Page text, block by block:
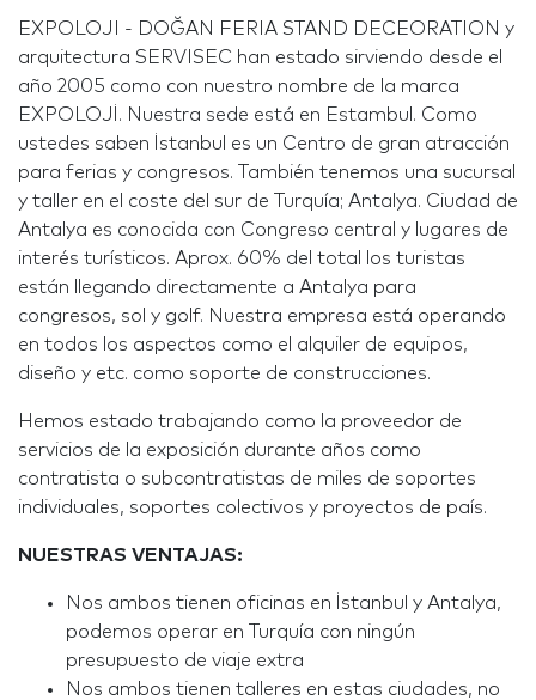
EXPOLOJI - DOĞAN FERIA STAND DECEORATION y
arquitectura SERVISEC han estado sirviendo desde el
año 2005 como con nuestro nombre de la marca
EXPOLOJİ. Nuestra sede está en Estambul. Como
ustedes saben İstanbul es un Centro de gran atracción
para ferias y congresos. También tenemos una sucursal
y taller en el coste del sur de Turquía; Antalya. Ciudad de
Antalya es conocida con Congreso central y lugares de
interés turísticos. Aprox. 60% del total los turistas
están llegando directamente a Antalya para
congresos, sol y golf. Nuestra empresa está operando
en todos los aspectos como el alquiler de equipos,
diseño y etc. como soporte de construcciones.
Hemos estado trabajando como la proveedor de
servicios de la exposición durante años como
contratista o subcontratistas de miles de soportes
individuales, soportes colectivos y proyectos de país.
NUESTRAS VENTAJAS:
Nos ambos tienen oficinas en İstanbul y Antalya,
podemos operar en Turquía con ningún
presupuesto de viaje extra
Nos ambos tienen talleres en estas ciudades, no